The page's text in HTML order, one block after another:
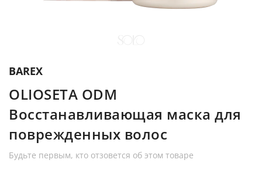
BAREX
OLIOSETA ODM
Восстанавливающая маска для
поврежденных волос
Будьте первым, кто отзовется об этом товаре